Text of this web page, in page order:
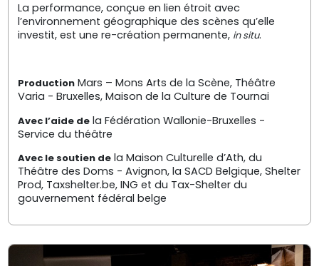
La performance, conçue en lien étroit avec
l’environnement géographique des scènes qu’elle
investit, est une re-création permanente, in situ.
ProductionMars – Mons Arts de la Scène, Théâtre
Varia - Bruxelles, Maison de la Culture de Tournai
Avec l’aide dela Fédération Wallonie-Bruxelles -
Service du théâtre
Avec le soutien dela Maison Culturelle d’Ath, du
Théâtre des Doms - Avignon, la SACD Belgique, Shelter
Prod, Taxshelter.be, ING et du Tax-Shelter du
gouvernement fédéral belge